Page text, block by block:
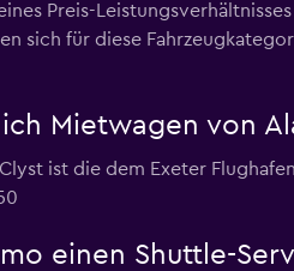
Preis-
sich für diese
Mietwagen von
Clyst ist die dem Exeter
einen Shuttle-